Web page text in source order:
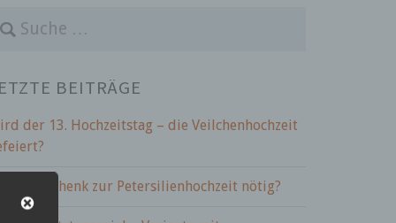
BEITRÄGE
der 13. Hochzeitstag – die Veilchenhochzeit
ein Geschenk zur Petersilienhochzeit nötig?